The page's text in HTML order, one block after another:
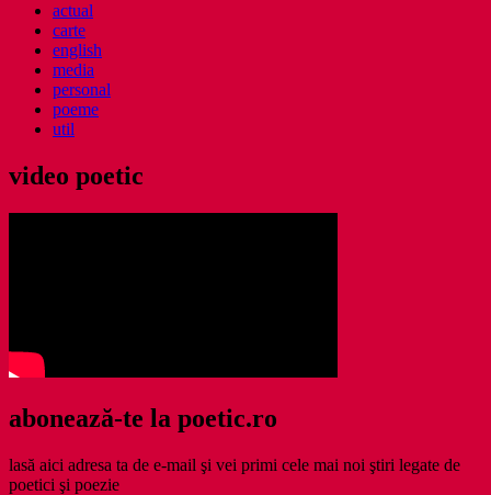
actual
carte
english
media
personal
poeme
util
video poetic
abonează-te la poetic.ro
lasă aici adresa ta de e-mail şi vei primi cele mai noi ştiri legate de
poetici şi poezie